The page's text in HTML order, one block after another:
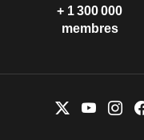
+ 1 300 000
membres